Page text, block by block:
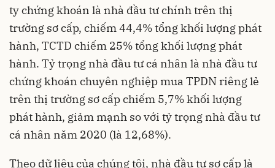
ty chứng khoán là nhà đầu tư chính trên thị
trường sơ cấp, chiếm 44,4% tổng khối lượng phát
hành, TCTD chiếm 25% tổng khối lượng phát
hành. Tỷ trọng nhà đầu tư cá nhân là nhà đầu tư
chứng khoán chuyên nghiệp mua TPDN riêng lẻ
trên thị trường sơ cấp chiếm 5,7% khối lượng
phát hành, giảm mạnh so với tỷ trọng nhà đầu tư
cá nhân năm 2020 (là 12,68%).
Theo dữ liệu của chúng tôi, nhà đầu tư sơ cấp là